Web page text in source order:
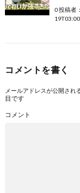
0 投稿者
コメントを書く
メールアドレスが公開され
目です
コメント